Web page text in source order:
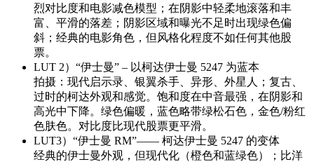
烈对比度和电影减色模型；在阴影中轻柔地滚落和丰
富、平滑的落差；阴影区域和曝光不足时出现绿色偏
斜；经典的电影角色，但风格化程度不如任何其他股
票。
LUT 2）“伊士曼” – 以柯达伊士曼 5247 为蓝本
拍摄：现代启示录、银翼杀手、异形、外星人；复古、
过时的柯达外观和感觉。饱和度在中音最强，在阴影和
高光中下降。绿色偏暖，蓝色略带绿松石色，金色/粉红
色肤色。对比度比现代股票更平滑。
LUT3）“伊士曼 RM”—— 柯达伊士曼 5247 的变体
经典的伊士曼外观，但现代化（橙色和蓝绿色）；比洋